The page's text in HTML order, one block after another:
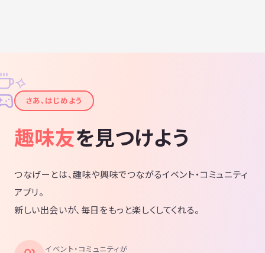
✦
✧
さあ、はじめよう
趣味友を見つけよう
つなげーとは、趣味や興味でつながるイベント・コミュニティ
アプリ。
新しい出会いが、毎日をもっと楽しくしてくれる。
イベント・コミュニティが